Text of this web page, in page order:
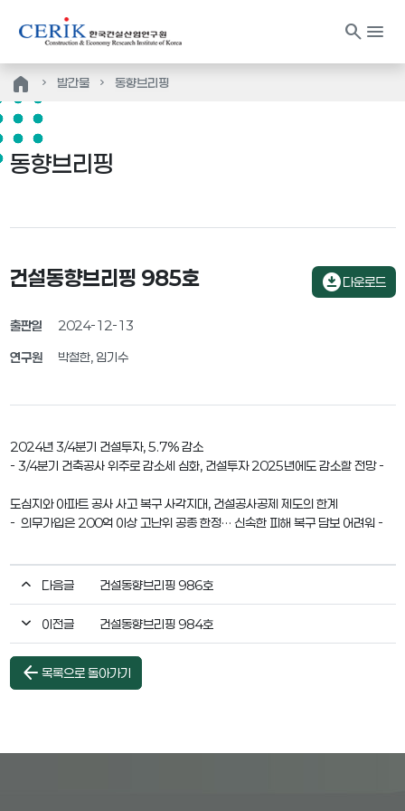
search menu
home 발간물 동향브리핑
동향브리핑
건설동향브리핑 985호
출판일 2024-12-13
연구원 박철한, 임기수
download_for_offline다운로드
2024년 3/4분기 건설투자, 5.7% 감소
- 3/4분기 건축공사 위주로 감소세 심화, 건설투자 2025년에도 감소할 전망 -
도심지와 아파트 공사 사고 복구 사각지대, 건설공사공제 제도의 한계
- 의무가입은 200억 이상 고난위 공종 한정… 신속한 피해 복구 담보 어려워 -
다음글 건설동향브리핑 986호
이전글 건설동향브리핑 984호
arrow_back 목록으로 돌아가기